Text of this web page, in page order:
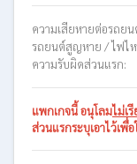
ความเสียหายต่อรถย
รถยนต์สูญหาย / ไฟไ
ความรับผิดส่วนแรก:
แพกเกจนี้อนุโลมไม่เ
ส่วนแรกระบุเอาไว้เ